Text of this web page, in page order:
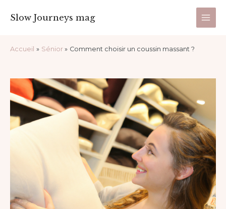
Slow Journeys mag
Main
Accueil Sénior Comment choisir un coussin massant ?
des